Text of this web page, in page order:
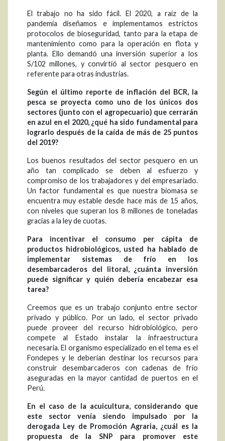
El trabajo no ha sido fácil. El 2020, a raíz de la
pandemia diseñamos e implementamos estrictos
protocolos de bioseguridad, tanto para la etapa de
mantenimiento como para la operación en flota y
planta. Ello demandó una inversión superior a los
S/102 millones, y convirtió al sector pesquero en
referente para otras industrias.
Según el último reporte de inflación del BCR, la
pesca se proyecta como uno de los únicos dos
sectores (junto con el agropecuario) que cerrarán
en azul en el 2020, ¿qué ha sido fundamental para
lograrlo después de la caída de más de 25 puntos
del 2019?
Los buenos resultados del sector pesquero en un
año tan complicado se deben al esfuerzo y
compromiso de los trabajadores y del empresariado.
Un factor fundamental es que nuestra biomasa se
encuentra muy estable desde hace más de 15 años,
con niveles que superan los 8 millones de toneladas
gracias a la ley de cuotas.
Para incentivar el consumo per cápita de
productos hidrobiológicos, usted ha hablado de
implementar sistemas de frío en los
desembarcaderos del litoral, ¿cuánta inversión
puede significar y quién debería encabezar esa
tarea?
Creemos que es un trabajo conjunto entre sector
privado y público. Por un lado, el sector privado
puede proveer del recurso hidrobiológico, pero
compete al Estado instalar la infraestructura
necesaria. El organismo especializado en el tema es el
Fondepes y le deberían destinar los recursos para
construir desembarcaderos con cadenas de frío
aseguradas en la mayor cantidad de puertos en el
Perú.
En el caso de la acuicultura, considerando que
este sector venía siendo impulsado por la
derogada Ley de Promoción Agraria, ¿cuál es la
propuesta de la SNP para promover este